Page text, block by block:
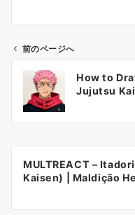
ビ
ン
前のページへ
How to
Jujutsu
MULTREACT –
Kaisen) | Maldição